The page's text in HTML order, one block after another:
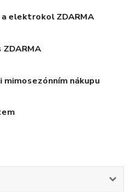
a elektrokol ZDARMA
ZDARMA
mimosezónním nákupu